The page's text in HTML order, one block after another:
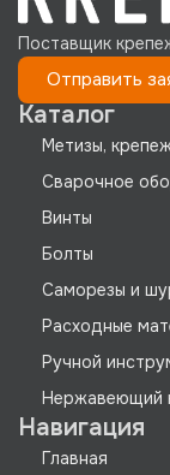
Поставщик
Отправить
Каталог
Метизы, крепеж
Сварочное
Винты
Болты
Саморезы и
Расходные
Ручной
Нержавеющий
Навигация
Главная